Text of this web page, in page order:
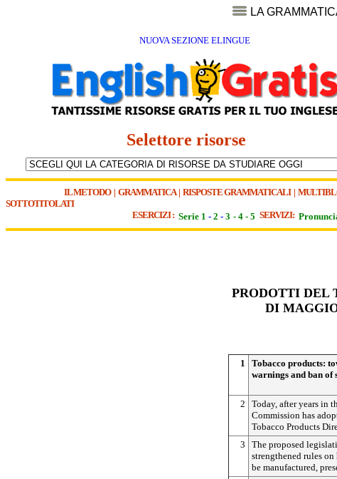
LA
NUOVA SEZIONE ELINGUE
Selettore risorse
IL METODO| GRAMMATICA| RISPOSTE GRAMMATICALI|
SOTTOTITOLATI
ESERCIZI : Serie 1 - 2 - 3 - 4 - 5 SERVIZI:
PRODOTTI DEL
DI
1
Tobacco products:
warnings and ban
2
Today, after years in
Commission has
Tobacco Products
3
The proposed
strengthened rules
be manufactured,